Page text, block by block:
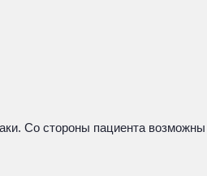
Со стороны пациента